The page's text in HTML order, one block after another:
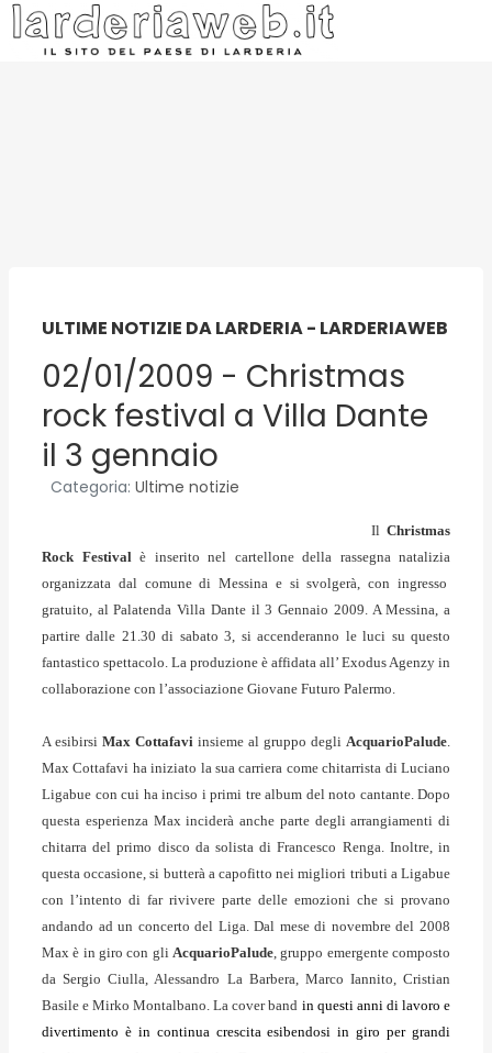
ULTIME NOTIZIE DA LARDERIA - LARDERIAWEB
02/01/2009 - Christmas
rock festival a Villa Dante
il 3 gennaio
Categoria: Ultime notizie
Il Christmas
Rock Festivalè inserito nel cartellone della rassegna natalizia
organizzata dal comune di Messina e si svolgerà, con ingresso
gratuito, al Palatenda Villa Dante il 3 Gennaio 2009. A Messina, a
partire dalle 21.30 di sabato 3, si accenderanno le luci su questo
fantastico spettacolo. La produzione è affidata all’ Exodus Agenzy in
collaborazione con l’associazione Giovane Futuro Palermo.
A esibirsi Max Cottafavi insieme al gruppo degli AcquarioPalude.
Max Cottafavi ha iniziato la sua carriera come chitarrista di Luciano
Ligabue con cui ha inciso i primi tre album del noto cantante. Dopo
questa esperienza Max inciderà anche parte degli arrangiamenti di
chitarra del primo disco da solista di Francesco Renga. Inoltre, in
questa occasione, si butterà a capofitto nei migliori tributi a Ligabue
con l’intento di far rivivere parte delle emozioni che si provano
andando ad un concerto del Liga. Dal mese di novembre del 2008
Max è in giro con gli AcquarioPalude, gruppo emergente composto
da Sergio Ciulla, Alessandro La Barbera, Marco Iannito, Cristian
Basile e Mirko Montalbano. La cover band in questi anni di lavoro e
divertimento è in continua crescita esibendosi in giro per grandi